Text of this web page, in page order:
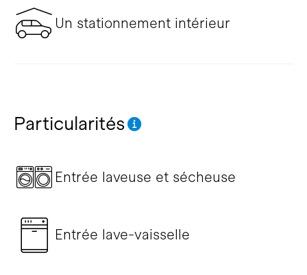
Un stationnement intérieur
Particularités
Entrée laveuse et sécheuse
Entrée lave-vaisselle